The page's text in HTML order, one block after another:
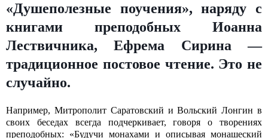
«Душеполезные поучения», наряду с
книгами преподобных Иоанна
Лествичника, Ефрема Сирина —
традиционное постовое чтение. Это не
случайно.
Например, Митрополит Саратовский и Вольский Лонгин в
своих беседах всегда подчеркивает, говоря о творениях
преподобных: «Будучи монахами и описывая монашеский